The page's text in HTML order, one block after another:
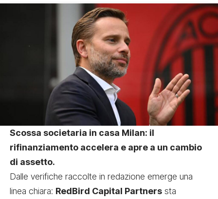
Scossa societaria in casa Milan: il
rifinanziamento accelera e apre a un cambio
di assetto.
Dalle verifiche raccolte in redazione emerge una
linea chiara: RedBird Capital Partners sta